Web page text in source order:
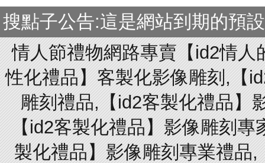
搜點子公告:這是網站到期的預
情人節禮物網路專賣【id2情
性化禮品】客製化影像雕刻,【
雕刻禮品,【id2客製化禮品】
【id2客製化禮品】影像雕刻
製化禮品】影像雕刻專業禮品